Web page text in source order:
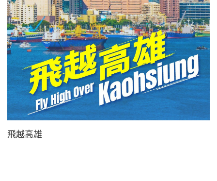
飛越高雄